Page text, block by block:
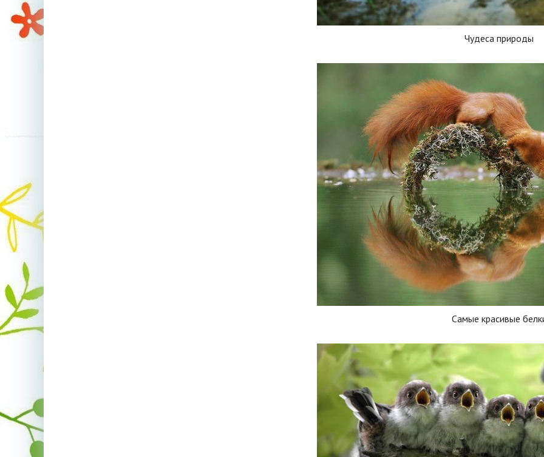
Чудеса природы
Самые красивые